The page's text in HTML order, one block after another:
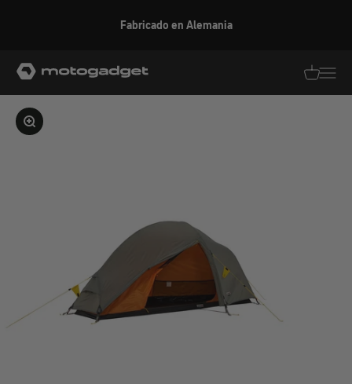
Fabricado en Alemania
motogadget GmbH
Ampliar la imagen